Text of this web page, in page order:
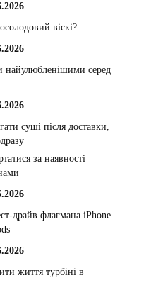
віскі?
найулюбленішими серед
суші після доставки,
за наявності
драйв флагмана iPhone
життя турбіні в